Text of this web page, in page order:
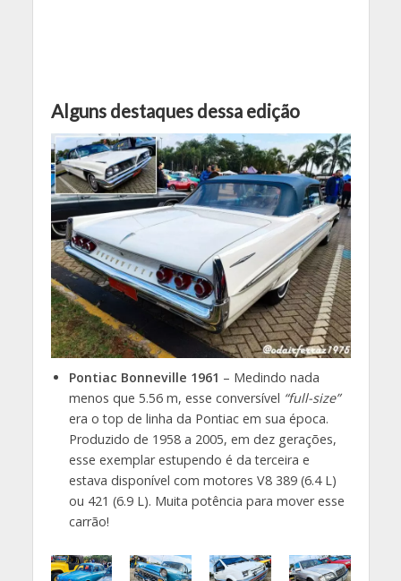
Alguns destaques dessa edição
Pontiac Bonneville 1961 – Medindo nada
menos que 5.56 m, esse conversível “full-size”
era o top de linha da Pontiac em sua época.
Produzido de 1958 a 2005, em dez gerações,
esse exemplar estupendo é da terceira e
estava disponível com motores V8 389 (6.4 L)
ou 421 (6.9 L). Muita potência para mover esse
carrão!